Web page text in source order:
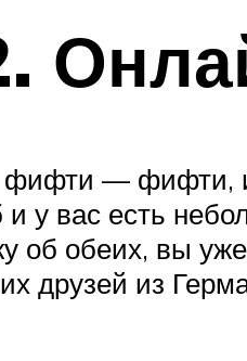
— фифти, и
у вас есть
об обеих, вы
друзей из